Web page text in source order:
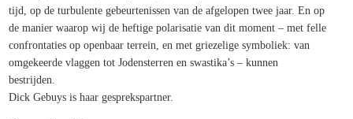
tijd, op de turbulente gebeurtenissen van de afgelopen twee jaar. En op
de manier waarop wij de heftige polarisatie van dit moment – met felle
confrontaties op openbaar terrein, en met griezelige symboliek: van
omgekeerde vlaggen tot Jodensterren en swastika’s – kunnen
bestrijden.
Dick Gebuys is haar gesprekspartner.